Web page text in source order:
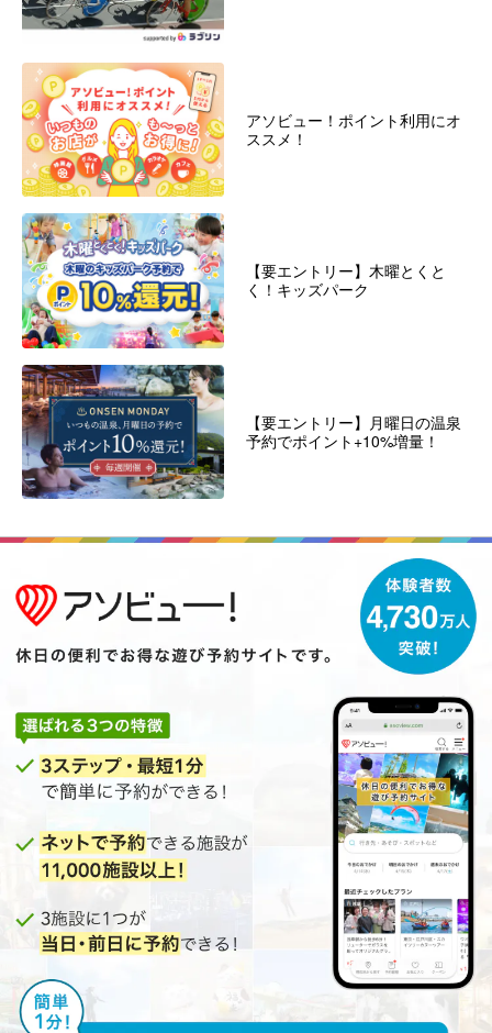
アソビュー！ポイント利用にオ
ススメ！
【要エントリー】木曜とくと
く！キッズパーク
【要エントリー】月曜日の温泉
予約でポイント+10%増量！